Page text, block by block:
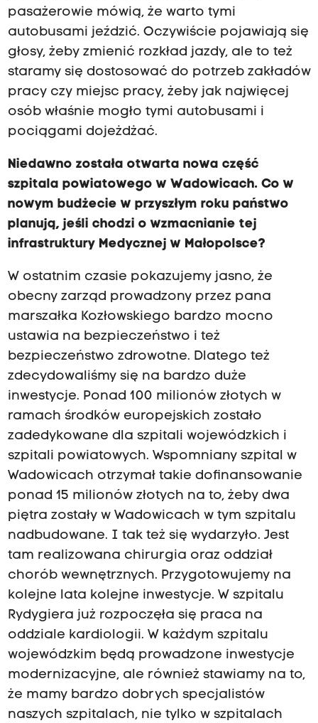
pasażerowie mówią, że warto tymi
autobusami jeździć. Oczywiście pojawiają się
głosy, żeby zmienić rozkład jazdy, ale to też
staramy się dostosować do potrzeb zakładów
pracy czy miejsc pracy, żeby jak najwięcej
osób właśnie mogło tymi autobusami i
pociągami dojeżdżać.
Niedawno została otwarta nowa część
szpitala powiatowego w Wadowicach. Co w
nowym budżecie w przyszłym roku państwo
planują, jeśli chodzi o wzmacnianie tej
infrastruktury Medycznej w Małopolsce?
W ostatnim czasie pokazujemy jasno, że
obecny zarząd prowadzony przez pana
marszałka Kozłowskiego bardzo mocno
ustawia na bezpieczeństwo i też
bezpieczeństwo zdrowotne. Dlatego też
zdecydowaliśmy się na bardzo duże
inwestycje. Ponad 100 milionów złotych w
ramach środków europejskich zostało
zadedykowane dla szpitali wojewódzkich i
szpitali powiatowych. Wspomniany szpital w
Wadowicach otrzymał takie dofinansowanie
ponad 15 milionów złotych na to, żeby dwa
piętra zostały w Wadowicach w tym szpitalu
nadbudowane. I tak też się wydarzyło. Jest
tam realizowana chirurgia oraz oddział
chorób wewnętrznych. Przygotowujemy na
kolejne lata kolejne inwestycje. W szpitalu
Rydygiera już rozpoczęła się praca na
oddziale kardiologii. W każdym szpitalu
wojewódzkim będą prowadzone inwestycje
modernizacyjne, ale również stawiamy na to,
że mamy bardzo dobrych specjalistów
naszych szpitalach, nie tylko w szpitalach